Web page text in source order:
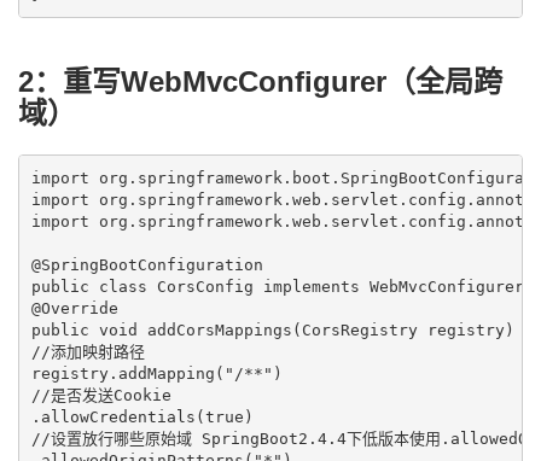
2：重写WebMvcConfigurer（全局跨
域）
import
import
import
@SpringBootConfiguration
public class CorsConfig implements WebMvcConfigurer
@Override
public void addCorsMappings(CorsRegistry registry) {
//添加映射路径
registry.addMapping("/**")
//是否发送Cookie
.allowCredentials(true)
//设置放行哪些原始域 SpringBoot2.4.4下低版本使用